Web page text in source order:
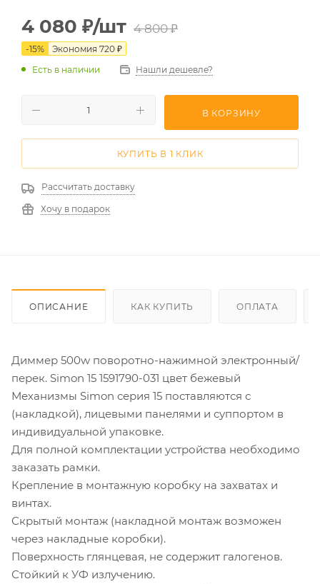
4 080 ₽/шт 4 800₽
-15% Экономия 720 ₽
Есть в наличии
Нашли дешевле?
В КОРЗИНУ
КУПИТЬ В 1 КЛИК
Рассчитать доставку
Хочу в подарок
ОПИСАНИЕ КАК КУПИТЬ ОПЛАТА
Диммер 500w поворотно-нажимной электронный/
перек. Simon 15 1591790-031 цвет бежевый
Механизмы Simon серия 15 поставляются с
(накладкой), лицевыми панелями и суппортом в
индивидуальной упаковке.
Для полной комплектации устройства необходимо
заказать рамки.
Крепление в монтажную коробку на захватах и
винтах.
Скрытый монтаж (накладной монтаж возможен
через накладные коробки).
Поверхность глянцевая, не содержит галогенов.
Стойкий к УФ излучению.